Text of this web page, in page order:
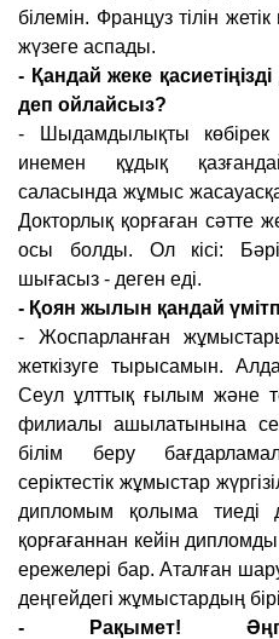
білемін. Француз тілін
жүзеге аспады.
- Қандай жеке
деп ойлайсыз?
- Шыдамдылықты көбірек
инемен құдық
саласында жұмыс
Докторлық қорғаған сәтте
осы болды. Ол кісі:
шығасыз - деген еді.
- Қоян жылын қандай
- Жоспарланған
жеткізуге тырысамын.
Сеул ұлттық ғылым және
филиалы ашылатынына
білім беру
серіктестік жұмыстар
дипломым қолыма тиеді
қорғағаннан кейін
ережелері бар. Аталған
деңгейдегі жұмыстардың
- Рақымет!